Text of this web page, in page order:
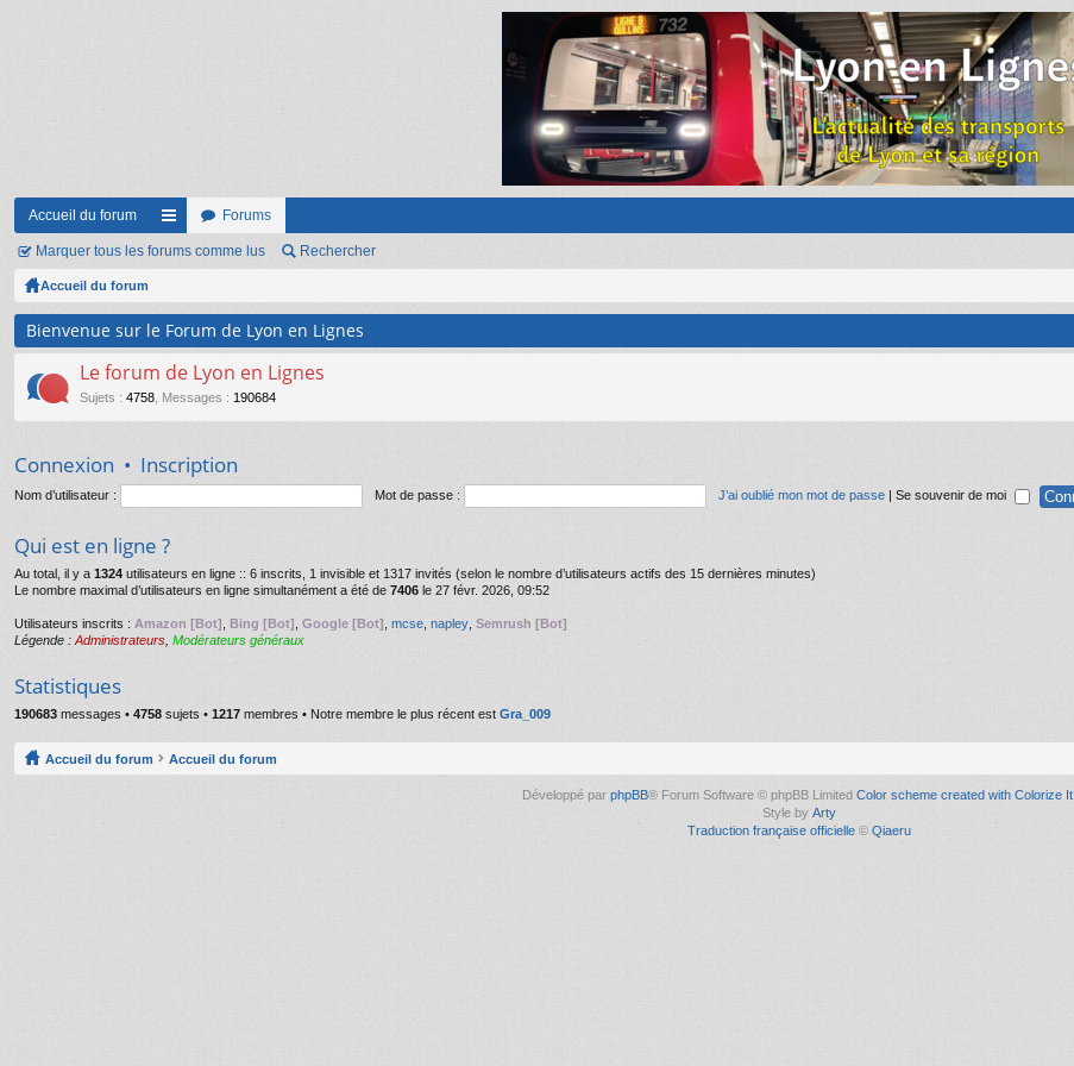
Accueil du forum
ac
ur
ci
s
Forums
Marquer tous les forums comme lus Rechercher
Accueil du forum
Bienvenue sur le Forum de Lyon en Lignes
Le forum de Lyon en Lignes
Sujets : 4758 Messages : 190684
Connexion • Inscription
Nom d’utilisateur : Mot de passe : J’ai oublié mon mot de passe | Se souvenir de moi
Qui est en ligne ?
Au total, il y a 1324 utilisateurs en ligne :: 6 inscrits, 1 invisible et 1317 invités (selon le nombre d’utilisateurs actifs des 15 dernières minutes)
Le nombre maximal d’utilisateurs en ligne simultanément a été de 7406 le 27 févr. 2026, 09:52
Utilisateurs inscrits : Amazon [Bot] Bing [Bot] Google [Bot] mcse napley Semrush [Bot]
Légende : Administrateurs Modérateurs généraux
Statistiques
190683 messages • 4758 sujets • 1217 membres • Notre membre le plus récent est Gra_009
Accueil du forum Accueil du forum
Développé par phpBB® Forum Software © phpBB Limited Color scheme created with Colorize It
Style by Arty
Traduction française officielle © Qiaeru